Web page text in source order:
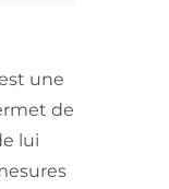
une
de
lui